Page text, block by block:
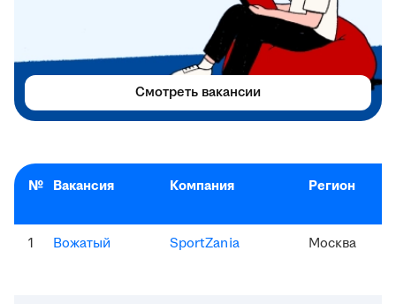
№ Вакансия Компания Регион
1 Вожатый SportZania Москва
Смотреть вакансии